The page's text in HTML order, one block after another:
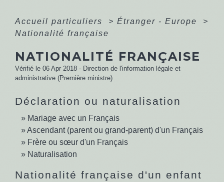
Accueil particuliers > Étranger - Europe
>
Nationalité française
NATIONALITÉ FRANÇAISE
Vérifié le 06 Apr 2018 - Direction de l'information légale et
administrative (Première ministre)
Déclaration ou naturalisation
Mariage avec un Français
Ascendant (parent ou grand-parent) d'un Français
Frère ou sœur d'un Français
Naturalisation
Nationalité française d'un enfant